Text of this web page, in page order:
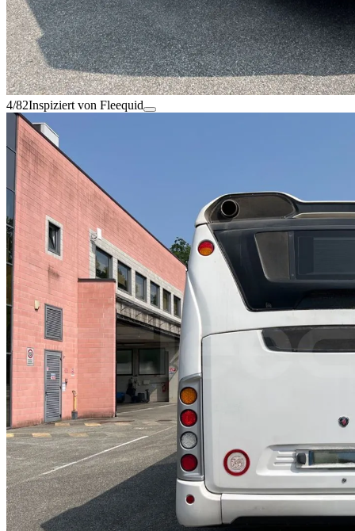
4/82Inspiziert von Fleequid